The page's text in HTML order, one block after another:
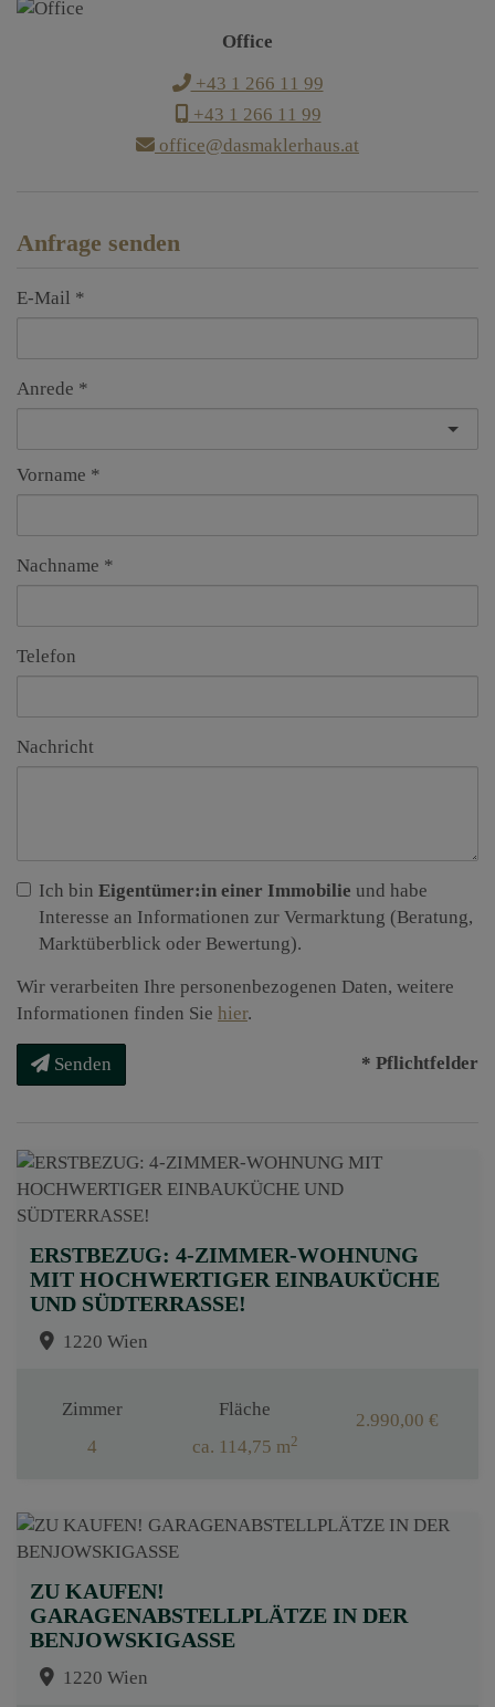
Office
+43 1 266 11 99
+43 1 266 11 99
office@dasmaklerhaus.at
Anfrage senden
E-Mail
Anrede
Vorname
Nachname
Telefon
Nachricht
Ich bin Eigentümer:in einer Immobilie und habe
Interesse an Informationen zur Vermarktung (Beratung,
Marktüberblick oder Bewertung).
Wir verarbeiten Ihre personenbezogenen Daten, weitere
Informationen finden Sie hier.
Senden * Pflichtfelder
ERSTBEZUG: 4-ZIMMER-WOHNUNG
MIT HOCHWERTIGER EINBAUKÜCHE
UND SÜDTERRASSE!
1220 Wien
Zimmer
4
Fläche
ca. 114,75 m2
2.990,00 €
ZU KAUFEN!
GARAGENABSTELLPLÄTZE IN DER
BENJOWSKIGASSE
1220 Wien